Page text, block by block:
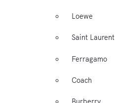
Loewe
Saint Laurent
Ferragamo
Coach